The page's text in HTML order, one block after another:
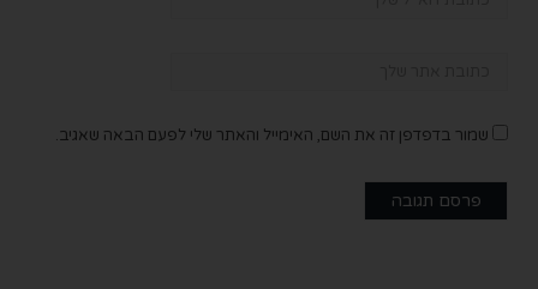
שמור בדפדפן זה את השם, האימייל והאתר שלי לפעם הבאה שאגיב.